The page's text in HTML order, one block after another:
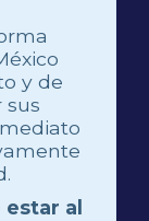
y de
sus
al